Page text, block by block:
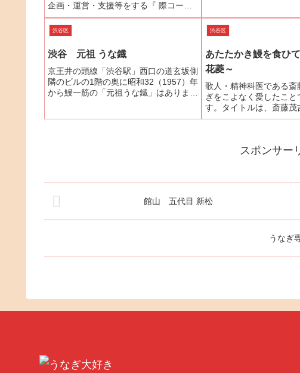
企画・運営・支援等をする『 際コーポ
レーション』が「うなぎ本来の香りと滋
味を大切にし、蒸さずに地焼きでお出し
いたします。」と2015年9月に山梨県甲
府、2015年11月...
がここ渋谷・神泉のお...
渋谷区
渋谷 元祖 うな鐡
京王井の頭線「渋谷駅」西口の道玄坂側
隣のビルの1階の奥に昭和32（1957）年
から鰻一筋の「元祖うな鐡」はありま
渋谷区
あたたかき鰻を食ひ
花菱～
歌人・精神科医である斎
ぎをこよなく愛したこと
す。タイトルは、斎藤茂
分です。以下に歌の完全
に出てくる道玄坂とは、
スポンサー
館山 五代目 新松
うなぎ